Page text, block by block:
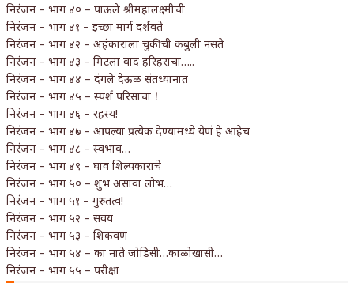
निरंजन – भाग ४० – पाऊले श्रीमहालक्ष्मीची
निरंजन – भाग ४१ – इच्छा मार्ग दर्शवते
निरंजन – भाग ४२ – अहंकाराला चुकीची कबुली नसते
निरंजन – भाग ४३ – मिटला वाद हरिहराचा…..
निरंजन – भाग ४४ – दंगले देऊळ संतध्यानात
निरंजन – भाग ४५ – स्पर्श परिसाचा！
निरंजन – भाग ४६ – रहस्य!
निरंजन – भाग ४७ – आपल्या प्रत्येक देण्यामध्ये येणं हे आहेच
निरंजन – भाग ४८ – स्वभाव…
निरंजन – भाग ४९ – घाव शिल्पकाराचे
निरंजन – भाग ५० – शुभ असावा लोभ…
निरंजन – भाग ५१ – गुरुतत्व!
निरंजन – भाग ५२ – सवय
निरंजन – भाग ५३ – शिकवण
निरंजन – भाग ५४ – का नाते जोडिसी…काळोखासी…
निरंजन – भाग ५५ – परीक्षा